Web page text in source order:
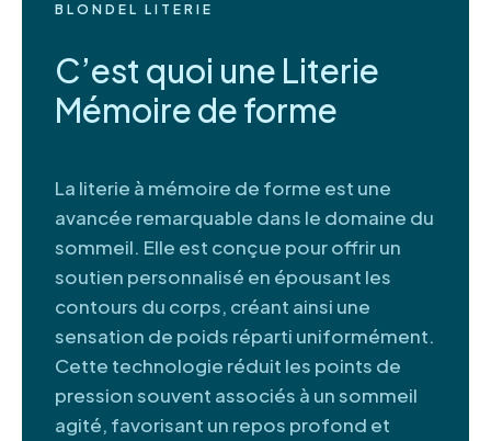
BLONDEL LITERIE
C’est quoi une Literie
Mémoire de forme
La literie à mémoire de forme est une
avancée remarquable dans le domaine du
sommeil. Elle est conçue pour offrir un
soutien personnalisé en épousant les
contours du corps, créant ainsi une
sensation de poids réparti uniformément.
Cette technologie réduit les points de
pression souvent associés à un sommeil
agité, favorisant un repos profond et